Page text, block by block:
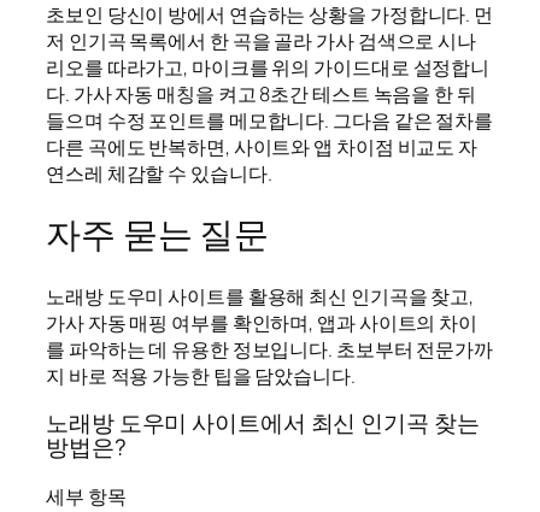
초보인 당신이 방에서 연습하는 상황을 가정합니다. 먼
저 인기곡 목록에서 한 곡을 골라 가사 검색으로 시나
리오를 따라가고, 마이크를 위의 가이드대로 설정합니
다. 가사 자동 매칭을 켜고 8초간 테스트 녹음을 한 뒤
들으며 수정 포인트를 메모합니다. 그다음 같은 절차를
다른 곡에도 반복하면, 사이트와 앱 차이점 비교도 자
연스레 체감할 수 있습니다.
자주 묻는 질문
노래방 도우미 사이트를 활용해 최신 인기곡을 찾고,
가사 자동 매핑 여부를 확인하며, 앱과 사이트의 차이
를 파악하는 데 유용한 정보입니다. 초보부터 전문가까
지 바로 적용 가능한 팁을 담았습니다.
노래방 도우미 사이트에서 최신 인기곡 찾는
방법은?
세부 항목